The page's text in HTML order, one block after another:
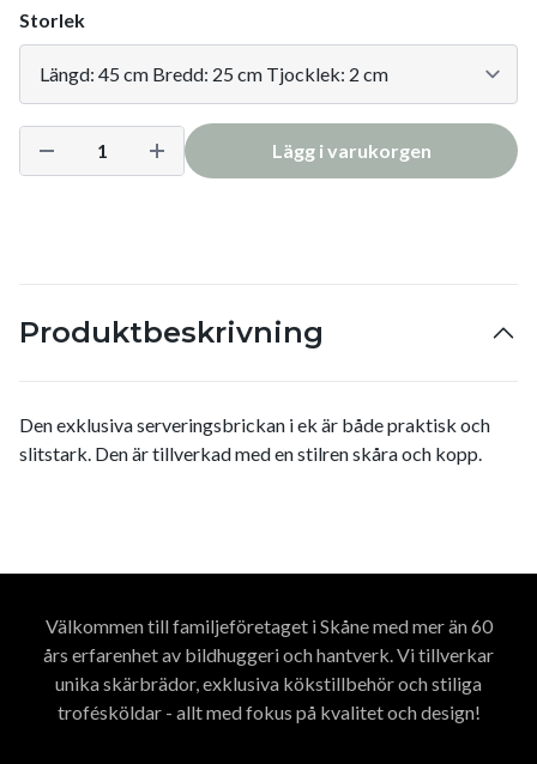
Storlek
Lägg i varukorgen
Produktbeskrivning
Den exklusiva serveringsbrickan i ek är både praktisk och
slitstark. Den är tillverkad med en stilren skåra och kopp.
Välkommen till familjeföretaget i Skåne med mer än 60
års erfarenhet av bildhuggeri och hantverk. Vi tillverkar
unika skärbrädor, exklusiva kökstillbehör och stiliga
trofésköldar - allt med fokus på kvalitet och design!